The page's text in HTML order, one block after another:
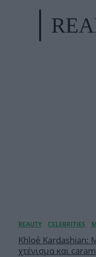
Khloé Kardashian:
χτένισμα και